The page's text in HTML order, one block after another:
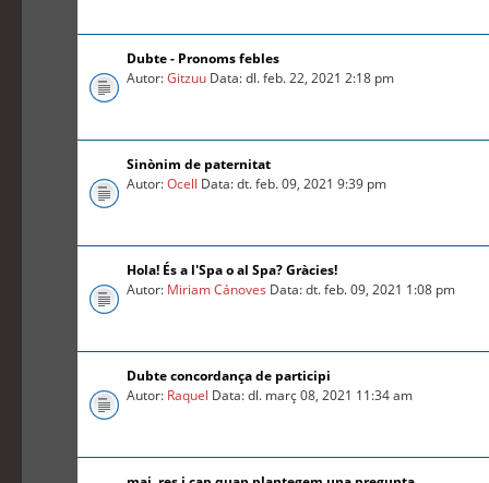
Dubte - Pronoms febles
Autor:Gitzuu Data: dl. feb. 22, 2021 2:18 pm
Sinònim de paternitat
Autor:Ocell Data: dt. feb. 09, 2021 9:39 pm
Hola! És a l'Spa o al Spa? Gràcies!
Autor: Miriam Cánoves Data: dt. feb. 09, 2021 1:08 pm
Dubte concordança de participi
Autor: Raquel Data: dl. març 08, 2021 11:34 am